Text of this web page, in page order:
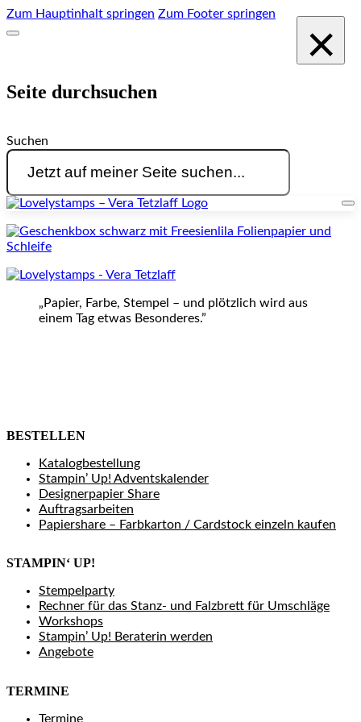
Zum Hauptinhalt springen Zum Footer springen
Seite durchsuchen
Suchen
×
„Papier, Farbe, Stempel – und plötzlich wird aus
einem Tag etwas Besonderes.”
BESTELLEN
Katalogbestellung
Stampin’ Up! Adventskalender
Designerpapier Share
Auftragsarbeiten
Papiershare – Farbkarton / Cardstock einzeln kaufen
STAMPIN‘ UP!
Stempelparty
Rechner für das Stanz- und Falzbrett für Umschläge
Workshops
Stampin’ Up! Beraterin werden
Angebote
TERMINE
Termine